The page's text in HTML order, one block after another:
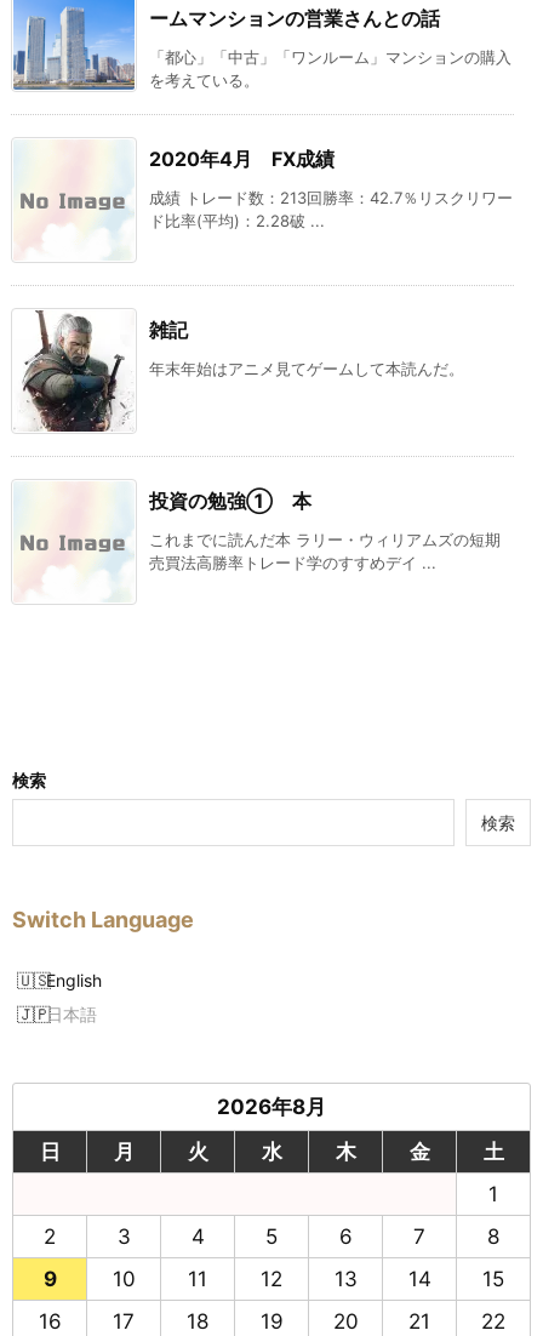
ームマンションの営業さんとの話
「都心」「中古」「ワンルーム」マンションの購入
を考えている。
2020年4月 FX成績
成績 トレード数：213回勝率：42.7％リスクリワー
ド比率(平均)：2.28破 ...
雑記
年末年始はアニメ見てゲームして本読んだ。
投資の勉強① 本
これまでに読んだ本 ラリー・ウィリアムズの短期
売買法高勝率トレード学のすすめデイ ...
検索
検索
Switch Language
English
日本語
2026年8月
日
月 火 水 木 金
土
1
2
3 4 5 6 7
8
9
10 11 12 13 14
15
16
17 18 19 20 21
22